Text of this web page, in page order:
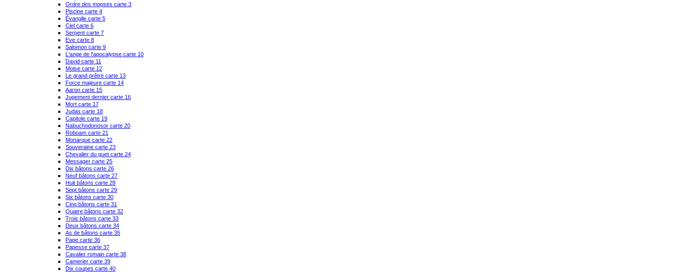
Ordre des mopses carte 3
Piscine carte 4
Évangile carte 5
Ciel carte 6
Serpent carte 7
Eve carte 8
Salomon carte 9
L'ange de l'apocalypse carte 10
David carte 11
Moise carte 12
Le grand prêtre carte 13
Force majeure carte 14
Aaron carte 15
Jugement dernier carte 16
Mort carte 17
Judas carte 18
Capitole carte 19
Nabuchodonosor carte 20
Roboam carte 21
Monarque carte 22
Souveraine carte 23
Chevalier du guet carte 24
Messager carte 25
Dix bâtons carte 26
Neuf bâtons carte 27
Huit bâtons carte 28
Sept bâtons carte 29
Six bâtons carte 30
Cinq bâtons carte 31
Quatre bâtons carte 32
Trois bâtons carte 33
Deux bâtons carte 34
As de bâtons carte 35
Pape carte 36
Papesse carte 37
Cavalier romain carte 38
Camerier carte 39
Dix coupes carte 40